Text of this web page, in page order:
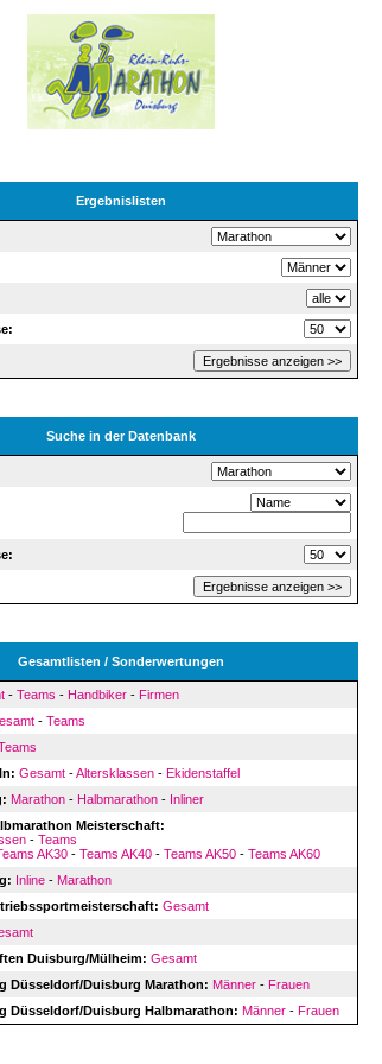
Ergebnislisten
Suche in der Datenbank
Gesamtlisten / Sonderwertungen
- Teams - Handbiker - Firmen
- Teams
Gesamt -Altersklassen - Ekidenstaffel
Marathon - Halbmarathon - Inliner
Meisterschaft:
- Teams
AK30 - Teams AK40 - Teams AK50 - Teams AK60
Inline - Marathon
Gesamt
Duisburg/Mülheim: Gesamt
Düsseldorf/Duisburg Marathon: Männer - Frauen
Düsseldorf/Duisburg Halbmarathon: Männer - Frauen